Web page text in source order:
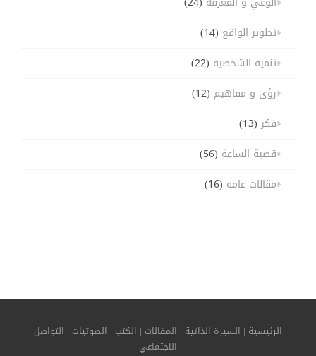
تطوير الواقع (14)
تنمية الشخصية (22)
رؤى و مفاهيم (12)
فكر(13)
قضية الساعة (56)
مقالات عامة (16)
الرئيسية | السيرة الذاتية | المقالات | الكتب | الصوتيات | التواصل
الاجتماعي